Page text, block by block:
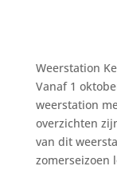
Weerstation
Vanaf 1
weerstation
overzichten
van dit
zomerseizoen